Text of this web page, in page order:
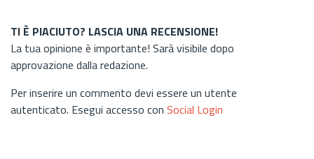
TI È PIACIUTO? LASCIA UNA RECENSIONE!
La tua opinione è importante! Sarà visibile dopo
approvazione dalla redazione.
Per inserire un commento devi essere un utente
autenticato. Esegui accesso con Social Login